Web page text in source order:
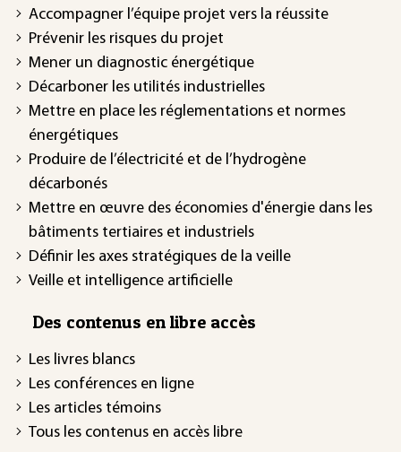
Accompagner l’équipe projet vers la réussite
Prévenir les risques du projet
Mener un diagnostic énergétique
Décarboner les utilités industrielles
Mettre en place les réglementations et normes
énergétiques
Produire de l’électricité et de l’hydrogène
décarbonés
Mettre en œuvre des économies d'énergie dans les
bâtiments tertiaires et industriels
Définir les axes stratégiques de la veille
Veille et intelligence artificielle
Des contenus en libre accès
Les livres blancs
Les conférences en ligne
Les articles témoins
Tous les contenus en accès libre